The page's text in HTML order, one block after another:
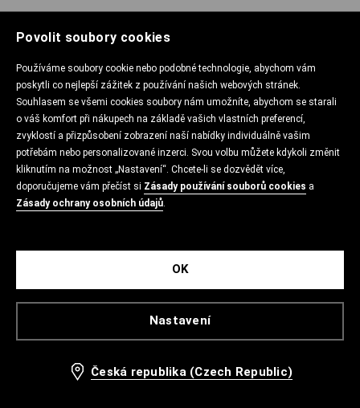
Povolit soubory cookies
Používáme soubory cookie nebo podobné technologie, abychom vám
poskytli co nejlepší zážitek z používání našich webových stránek.
Souhlasem se všemi cookies soubory nám umožníte, abychom se starali
o váš komfort při nákupech na základě vašich vlastních preferencí,
zvyklostí a přizpůsobení zobrazení naší nabídky individuálně vašim
potřebám nebo personalizované inzerci. Svou volbu můžete kdykoli změnit
kliknutím na možnost „Nastavení“. Chcete-li se dozvědět více,
doporučujeme vám přečíst si Zásady používání souborů cookies a
Zásady ochrany osobních údajů.
Nastavení
OK
Česká republika (Czech Republic)